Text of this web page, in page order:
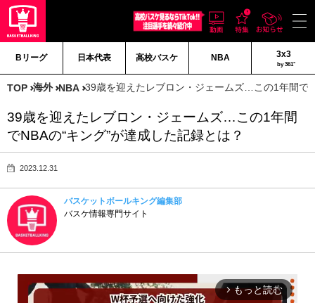
Bリーグ 日本代表 高校バスケ NBA 3x3
by 361°
TOP 海外 NBA 39歳を迎えたレブロン・ジェームズ…この1年間で
39歳を迎えたレブロン・ジェームズ…この1年間
でNBAの“キング”が達成した記録とは？
2023.12.31
バスケットボールキング編集部
バスケ情報専門サイト
arrow_forward_ios もっと読む